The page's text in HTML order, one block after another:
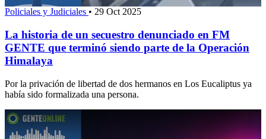
Policiales y Judiciales • 29 Oct 2025
La historia de un secuestro denunciado en FM
GENTE que terminó siendo parte de la Operación
Himalaya
Por la privación de libertad de dos hermanos en Los Eucaliptus ya
había sido formalizada una persona.